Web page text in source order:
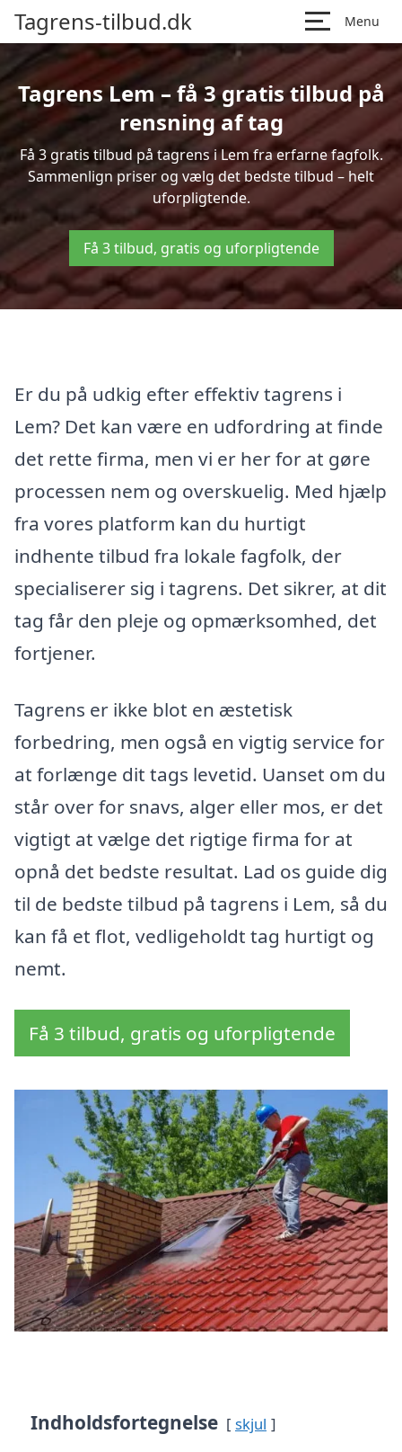
Tagrens-tilbud.dk Menu
Tagrens Lem – få 3 gratis tilbud på
rensning af tag
Få 3 gratis tilbud på tagrens i Lem fra erfarne fagfolk.
Sammenlign priser og vælg det bedste tilbud – helt
uforpligtende.
Få 3 tilbud, gratis og uforpligtende
Er du på udkig efter effektiv tagrens i
Lem? Det kan være en udfordring at finde
det rette firma, men vi er her for at gøre
processen nem og overskuelig. Med hjælp
fra vores platform kan du hurtigt
indhente tilbud fra lokale fagfolk, der
specialiserer sig i tagrens. Det sikrer, at dit
tag får den pleje og opmærksomhed, det
fortjener.
Tagrens er ikke blot en æstetisk
forbedring, men også en vigtig service for
at forlænge dit tags levetid. Uanset om du
står over for snavs, alger eller mos, er det
vigtigt at vælge det rigtige firma for at
opnå det bedste resultat. Lad os guide dig
til de bedste tilbud på tagrens i Lem, så du
kan få et flot, vedligeholdt tag hurtigt og
nemt.
Få 3 tilbud, gratis og uforpligtende
Indholdsfortegnelse skjul